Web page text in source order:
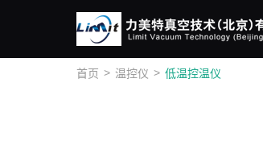
首页 > 温控仪 > 低温控温仪